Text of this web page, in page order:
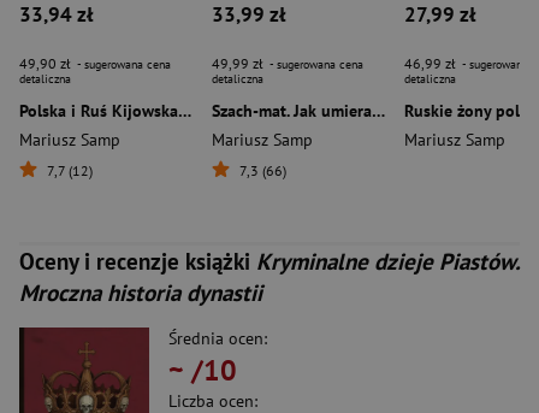
33,94 zł
49,90 zł - sugerowana cena
detaliczna
Polska i Ruś Kijowska Sąsiedztwo ognia i miecza
Mariusz Samp
7,7 (12)
33,99 zł
49,99 zł - sugerowana cena
detaliczna
Szach-mat. Jak umierali władcy Rosji
Mariusz Samp
7,3 (66)
27,99 zł
46,99 zł - sugerowana
detaliczna
Mariusz Samp
Oceny i recenzje książki Kryminalne dzieje Piastów.
Mroczna historia dynastii
Średnia ocen:
~ /10
Liczba ocen: